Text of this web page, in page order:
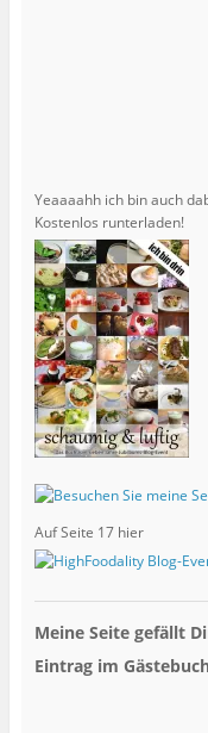
Yeaaaahh ich bin auch
Kostenlos runterladen!
Auf Seite 17 hier
Meine Seite gefällt
Eintrag im Gästebuch